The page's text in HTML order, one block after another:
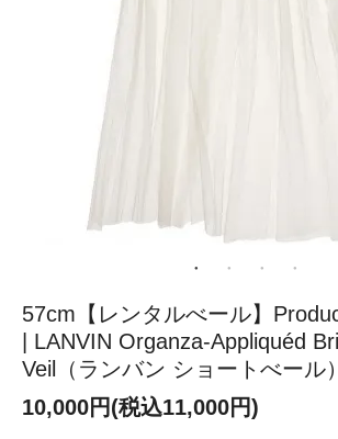
57cm【レンタルべール】
| LANVIN Organza-Appliquéd
Veil（ランバン ショートべール）
10,000円(税込11,000円)